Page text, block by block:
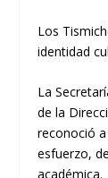
Los
identidad
La
de la
reconoció
esfuerzo,
académica.